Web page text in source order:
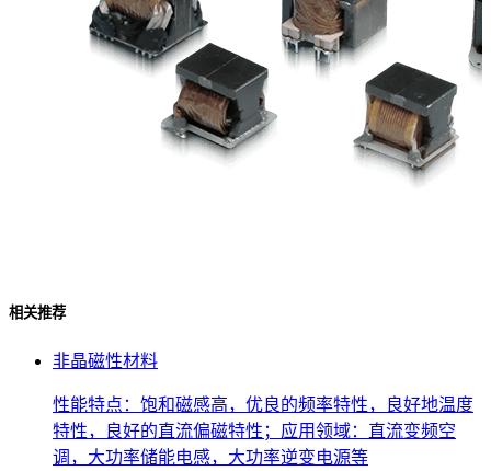
相关推荐
非晶磁性材料
性能特点：饱和磁感高，优良的频率特性，良好地温度
特性，良好的直流偏磁特性；应用领域：直流变频空
调，大功率储能电感，大功率逆变电源等